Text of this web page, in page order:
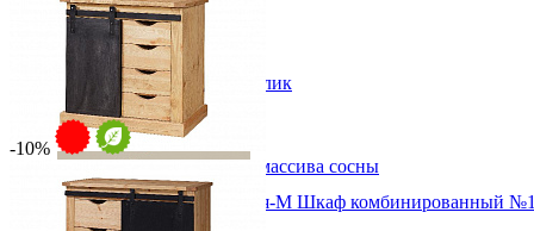
Модульная детская Вилия-М Шкаф комбинированный
от 56 659 ₽
от 62 954 ₽
125х100х55 см
В корзину
Быстро купить в 1 клик
Комод ROLLER-MB1P+4T из массива сосны
от 32 096 ₽
от 35 662 ₽
-10%